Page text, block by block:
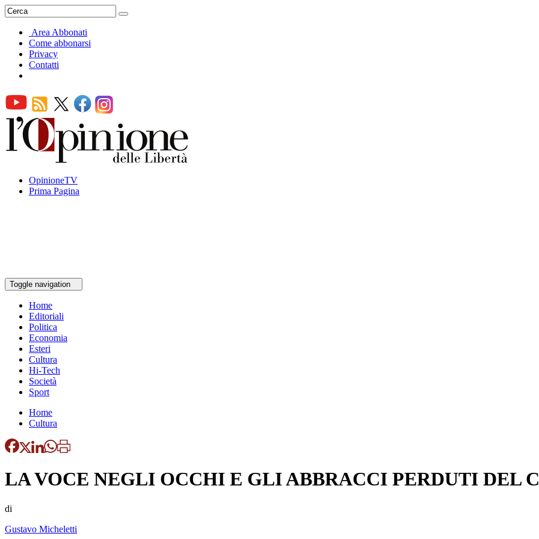
Area Abbonati
Come abbonarsi
Privacy
Contatti
OpinioneTV
Prima Pagina
Toggle navigation
Home
Editoriali
Politica
Economia
Esteri
Cultura
Hi-Tech
Società
Sport
Home
Cultura
LA VOCE NEGLI OCCHI E GLI ABBRACCI PERDUTI DEL
di
Gustavo Micheletti